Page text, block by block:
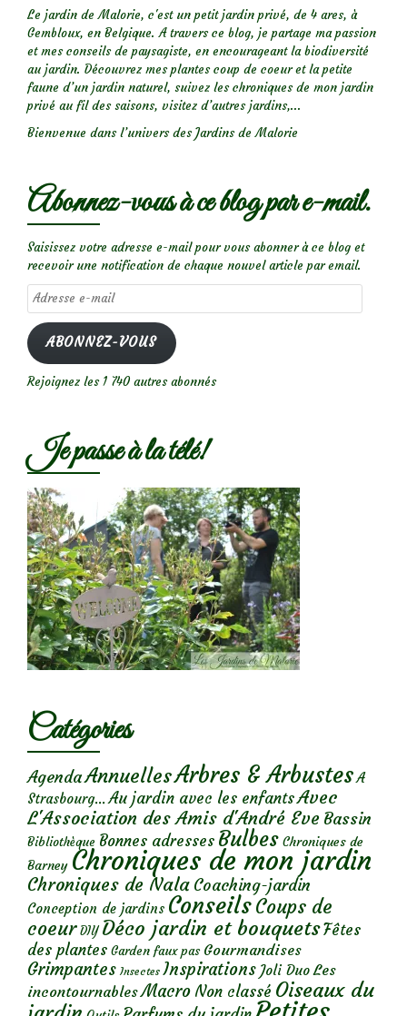
Le jardin de Malorie, c'est un petit jardin privé, de 4 ares, à
Gembloux, en Belgique. A travers ce blog, je partage ma passion
et mes conseils de paysagiste, en encourageant la biodiversité
au jardin. Découvrez mes plantes coup de coeur et la petite
faune d’un jardin naturel, suivez les chroniques de mon jardin
privé au fil des saisons, visitez d’autres jardins,...
Bienvenue dans l’univers des Jardins de Malorie
Abonnez-vous à ce blog par e-mail.
Saisissez votre adresse e-mail pour vous abonner à ce blog et
recevoir une notification de chaque nouvel article par email.
Adresse
e-
mail
ABONNEZ-VOUS
Rejoignez les 1 740 autres abonnés
Je passe à la télé!
Catégories
AgendaAnnuellesArbres & Arbustes A
Strasbourg... Au jardin avec les enfantsAvec
L'Association des Amis d'André Eve Bassin
Bibliothèque Bonnes adresses Bulbes Chroniques de
Barney Chroniques de mon jardin
Chroniques de Nala Coaching-jardin
Conception de jardins ConseilsCoups de
coeur DIY Déco jardin et bouquetsFêtes
des plantes Garden faux pas Gourmandises
Grimpantes Insectes Inspirations Joli Duo Les
incontournables Macro Non classé Oiseaux du